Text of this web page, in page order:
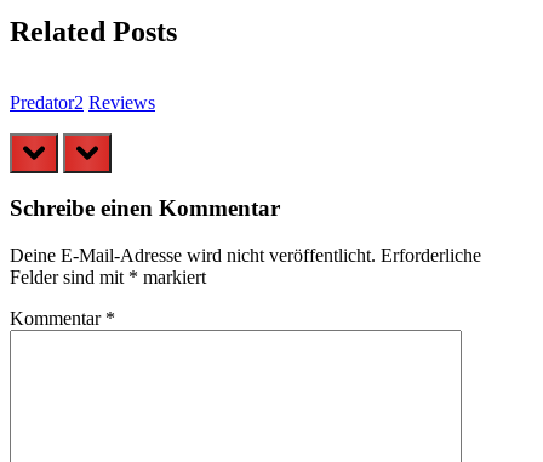
Related Posts
Predator2 Reviews
prev next
Schreibe einen Kommentar
Deine E-Mail-Adresse wird nicht veröffentlicht. Erforderliche
Felder sind mit * markiert
Kommentar *